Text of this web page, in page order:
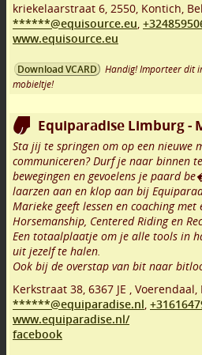
kriekelaarstraat 6, 2550, Kontich,
******@equisource.eu,
www.equisource.eu
Download VCARD
Handig! Importeer dit
mobieltje!
Equiparadise Limburg -
Sta jij te springen om op een nieuwe
communiceren? Durf je naar binnen
bewegingen en gevoelens je paard
laarzen aan en klop aan bij
Marieke geeft lessen en coaching
Horsemanship, Centered Riding en
Een totaalplaatje om je alle tools in
uit jezelf te halen.
Ook bij de overstap van bit naar
Kerkstraat 38, 6367 JE , Voerendaal,
******@equiparadise.nl,
www.equiparadise.nl/
facebook